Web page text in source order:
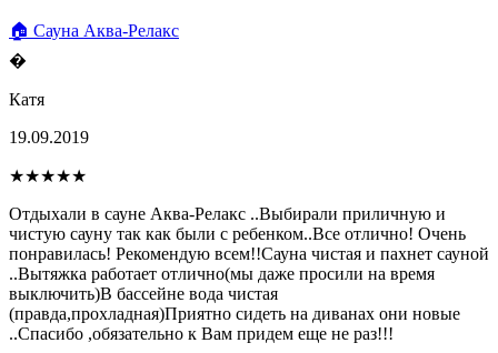
🏠 Сауна Аква-Релакс
�
Катя
19.09.2019
★★★★★
Отдыхали в сауне Аква-Релакс ..Выбирали приличную и
чистую сауну так как были с ребенком..Все отлично! Очень
понравилась! Рекомендую всем!!Сауна чистая и пахнет сауной
..Вытяжка работает отлично(мы даже просили на время
выключить)В бассейне вода чистая
(правда,прохладная)Приятно сидеть на диванах они новые
..Спасибо ,обязательно к Вам придем еще не раз!!!